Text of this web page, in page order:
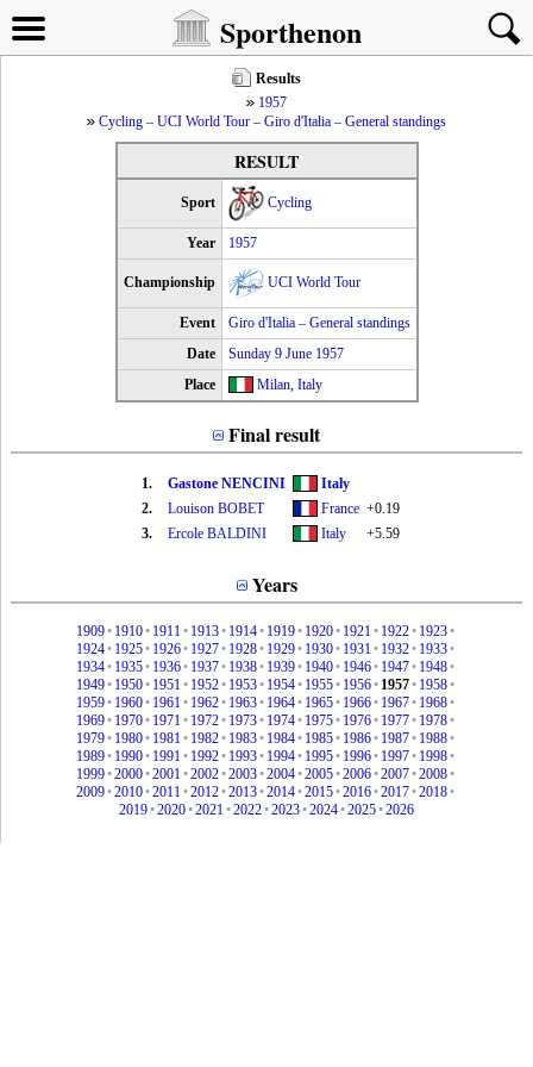
Sporthenon
Results
1957
Cycling – UCI World Tour – Giro d'Italia – General standings
RESULT
Sport Cycling
Year 1957
Championship UCI World Tour
Event
Giro d'Italia – General standings
Date
Sunday 9 June 1957
Place
Milan, Italy
Final result
1. Gastone NENCINI
Italy
2.
Louison BOBET France +0.19
3.
Ercole BALDINI Italy +5.59
Years
1909• 1910• 1911• 1913• 1914• 1919• 1920• 1921• 1922• 1923•
1924• 1925• 1926• 1927• 1928• 1929• 1930• 1931• 1932• 1933•
1934• 1935• 1936• 1937• 1938• 1939• 1940• 1946• 1947• 1948•
1949• 1950• 1951• 1952• 1953• 1954• 1955• 1956• 1957• 1958•
1959• 1960• 1961• 1962• 1963• 1964• 1965• 1966• 1967• 1968•
1969• 1970• 1971• 1972• 1973• 1974• 1975• 1976• 1977• 1978•
1979• 1980• 1981• 1982• 1983• 1984• 1985• 1986• 1987• 1988•
1989• 1990• 1991• 1992• 1993• 1994• 1995• 1996• 1997• 1998•
1999•2000•2001•2002•2003•2004•2005•2006•2007•2008•
2009•2010•2011•2012•2013•2014•2015•2016•2017•2018•
2019•2020•2021•2022•2023•2024•2025•2026